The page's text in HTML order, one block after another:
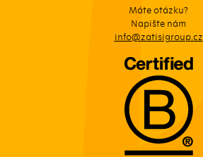
Máte otázku?
Napište nám
info@zatisigroup.cz